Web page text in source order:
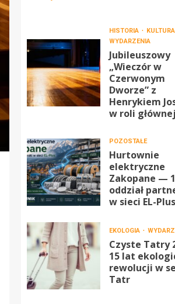
HISTORIA
KULTURA
WYDARZENIA
Jubileuszowy
„Wieczór w
Czerwonym
Dworze” z
Henrykiem
w roli głównej
POZOSTAŁE
Hurtownie
elektryczne
Zakopane — 1
oddział
w sieci EL-Plus
EKOLOGIA
Czyste Tatry
15 lat
rewolucji w
Tatr